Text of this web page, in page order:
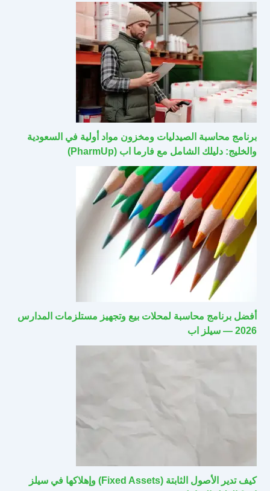
برنامج محاسبة الصيدليات ومخزون مواد أولية في السعودية
والخليج: دليلك الشامل مع فارما اب (PharmUp)
أفضل برنامج محاسبة لمحلات بيع وتجهيز مستلزمات المدارس
2026 — سيلز اب
كيف تدير الأصول الثابتة (Fixed Assets) وإهلاكها في سيلز